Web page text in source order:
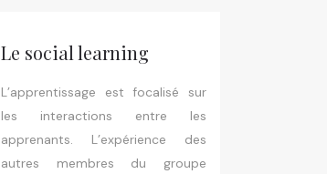
Le social learning
L’apprentissage est focalisé sur
les interactions entre les
apprenants. L’expérience des
autres membres du groupe